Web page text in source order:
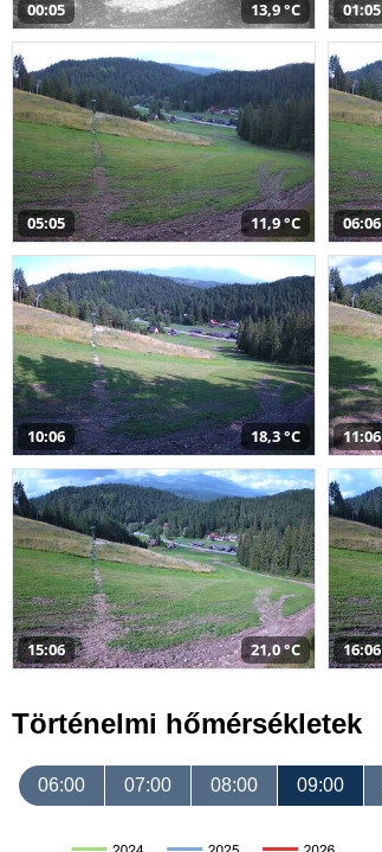
00:05 13,9 °C 01:05
05:05 11,9 °C 06:06
10:06 18,3 °C 11:06
15:06 21,0 °C 16:06
Történelmi hőmérsékletek
06:00 07:00 08:00 09:00